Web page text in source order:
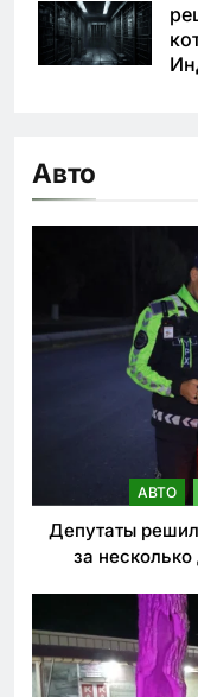
Авто
АВТО
Депутаты
за